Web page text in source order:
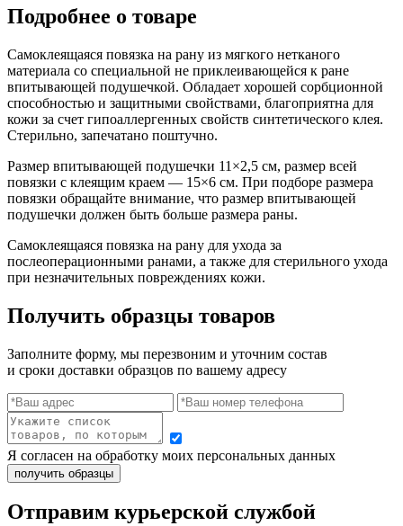
Подробнее о товаре
Самоклеящаяся повязка на рану из мягкого нетканого
материала со специальной не приклеивающейся к ране
впитывающей подушечкой. Обладает хорошей сорбционной
способностью и защитными свойствами, благоприятна для
кожи за счет гипоаллергенных свойств синтетического клея.
Стерильно, запечатано поштучно.
Размер впитывающей подушечки 11×2,5 см, размер всей
повязки с клеящим краем — 15×6 см. При подборе размера
повязки обращайте внимание, что размер впитывающей
подушечки должен быть больше размера раны.
Самоклеящаяся повязка на рану для ухода за
послеоперационными ранами, а также для стерильного ухода
при незначительных повреждениях кожи.
Получить образцы товаров
Заполните форму, мы перезвоним и уточним состав
и сроки доставки образцов по вашему адресу
Я согласен на обработку моих персональных данных
Отправим курьерской службой